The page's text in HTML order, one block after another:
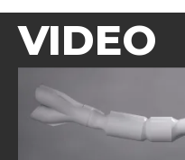
VIDEO